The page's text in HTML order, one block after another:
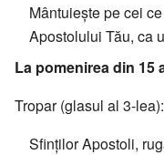
Mântuiește pe cei
Apostolului Tău, ca
La pomenirea din 15
Tropar (glasul al 3-lea):
Sfinților Apostoli,